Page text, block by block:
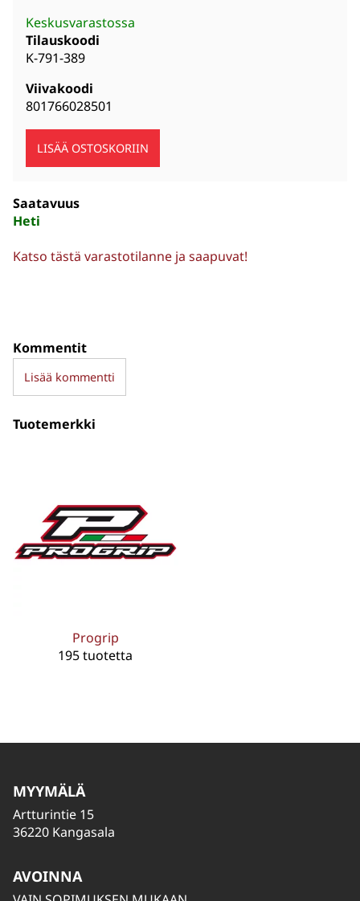
Keskusvarastossa
Tilauskoodi
K-791-389
Viivakoodi
801766028501
Saatavuus
Heti
Katso tästä varastotilanne ja saapuvat!
Kommentit
Lisää kommentti
Tuotemerkki
Progrip
195 tuotetta
MYYMÄLÄ
Artturintie 15
36220 Kangasala
AVOINNA